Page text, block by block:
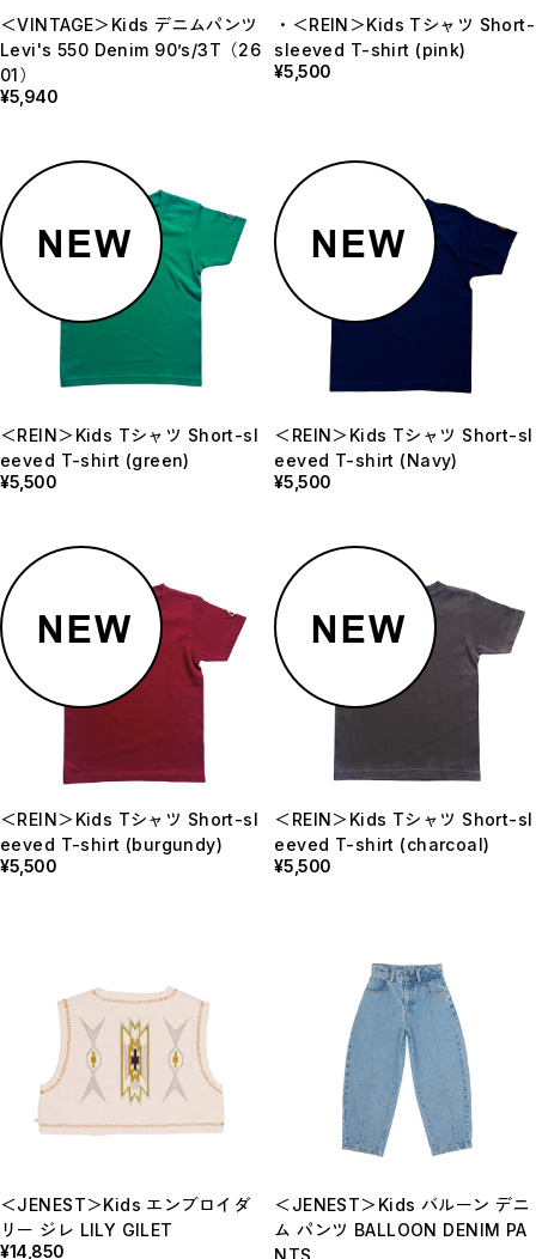
＜VINTAGE＞Kids デニムパンツ
Levi's 550 Denim 90’s/3T（26
01）
¥5,940
・＜REIN＞Kids Tシャツ Short-
sleeved T-shirt (pink)
¥5,500
＜REIN＞Kids Tシャツ Short-sl
eeved T-shirt (green)
¥5,500
＜REIN＞Kids Tシャツ Short-sl
eeved T-shirt (Navy)
¥5,500
＜REIN＞Kids Tシャツ Short-sl
eeved T-shirt (burgundy)
¥5,500
＜REIN＞Kids Tシャツ Short-sl
eeved T-shirt (charcoal)
¥5,500
＜JENEST＞Kids エンブロイダ
リー ジレ LILY GILET
¥14,850
＜JENEST＞Kids バルーン デニ
ム パンツ BALLOON DENIM PA
NTS